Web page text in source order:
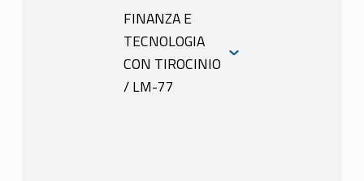
INFORMAZIONI
FINANZA E
TECNOLOGIA
CON TIROCINIO
/ LM-77